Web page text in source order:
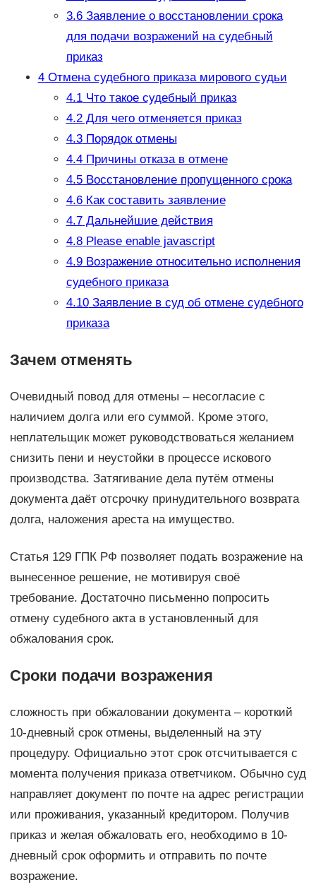
3.6Заявление о восстановлении срока
для подачи возражений на судебный
приказ
4Отмена судебного приказа мирового судьи
4.1Что такое судебный приказ
4.2Для чего отменяется приказ
4.3Порядок отмены
4.4Причины отказа в отмене
4.5Восстановление пропущенного срока
4.6Как составить заявление
4.7Дальнейшие действия
4.8Please enable javascript
4.9Возражение относительно исполнения
судебного приказа
4.10Заявление в суд об отмене судебного
приказа
Зачем отменять
Очевидный повод для отмены – несогласие с
наличием долга или его суммой. Кроме этого,
неплательщик может руководствоваться желанием
снизить пени и неустойки в процессе искового
производства. Затягивание дела путём отмены
документа даёт отсрочку принудительного возврата
долга, наложения ареста на имущество.
Статья 129 ГПК РФ позволяет подать возражение на
вынесенное решение, не мотивируя своё
требование. Достаточно письменно попросить
отмену судебного акта в установленный для
обжалования срок.
Сроки подачи возражения
сложность при обжаловании документа – короткий
10-дневный срок отмены, выделенный на эту
процедуру. Официально этот срок отсчитывается с
момента получения приказа ответчиком. Обычно суд
направляет документ по почте на адрес регистрации
или проживания, указанный кредитором. Получив
приказ и желая обжаловать его, необходимо в 10-
дневный срок оформить и отправить по почте
возражение.